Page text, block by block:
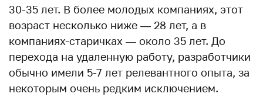
30-35 лет. В более молодых компаниях, этот
возраст несколько ниже — 28 лет, а в
компаниях-старичках — около 35 лет. До
перехода на удаленную работу, разработчики
обычно имели 5-7 лет релевантного опыта, за
некоторым очень редким исключением.